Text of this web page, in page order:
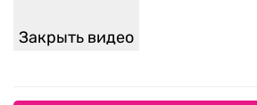
Закрыть видео